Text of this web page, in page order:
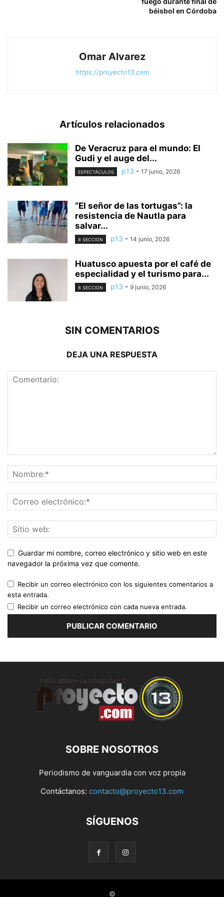
béisbol en Córdoba
Omar Alvarez
https://proyecto13.com
Artículos relacionados
De Veracruz para el mundo: El
Gudi y el auge del...
ESPECTÁCULOS p13 - 17 junio, 2026
“El señor de las tortugas”: la
resistencia de Nautla para
salvar...
8 SECCION p13 - 14 junio, 2026
Huatusco apuesta por el café de
especialidad y el turismo para...
8 SECCION p13 - 9 junio, 2026
SIN COMENTARIOS
DEJA UNA RESPUESTA
Guardar mi nombre, correo electrónico y sitio web en este
navegador la próxima vez que comente.
Recibir un correo electrónico con los siguientes comentarios a
esta entrada.
Recibir un correo electrónico con cada nueva entrada.
SOBRE NOSOTROS
Periodismo de vanguardia con voz propia
Contáctanos: contacto@proyecto13.com
SÍGUENOS
©